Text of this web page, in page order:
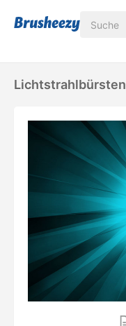
Lichtstrahlbürsten